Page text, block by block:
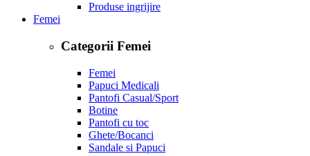
Produse ingrijire
Femei
Categorii Femei
Femei
Papuci Medicali
Pantofi Casual/Sport
Botine
Pantofi cu toc
Ghete/Bocanci
Sandale si Papuci